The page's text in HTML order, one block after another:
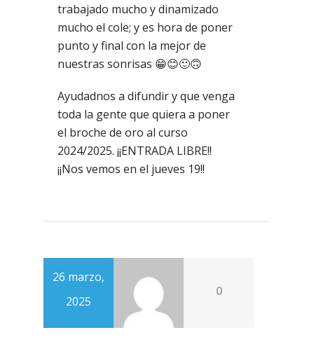
trabajado mucho y dinamizado
mucho el cole; y es hora de poner
punto y final con la mejor de
nuestras sonrisas 😁😊🙂🙃
Ayudadnos a difundir y que venga
toda la gente que quiera a poner
el broche de oro al curso
2024/2025. ¡¡ENTRADA LIBRE!!
¡¡Nos vemos en el jueves 19!!
26 marzo,
2025
0